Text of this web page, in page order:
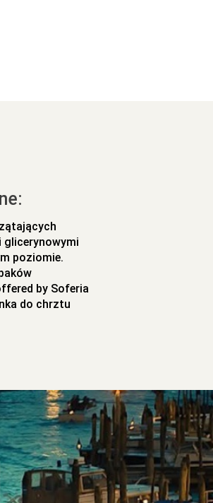
glicerynowymi
poziomie.
by Soferia
do chrztu